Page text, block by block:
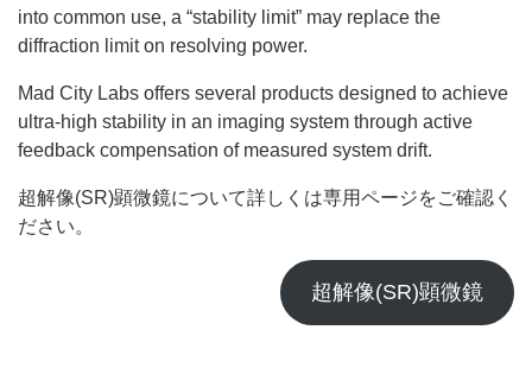
into common use, a “stability limit” may replace the
diffraction limit on resolving power.
Mad City Labs offers several products designed to achieve
ultra-high stability in an imaging system through active
feedback compensation of measured system drift.
超解像(SR)顕微鏡について詳しくは専用ページをご確認く
ださい。
超解像(SR)顕微鏡